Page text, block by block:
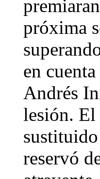
próxima
en
Andrés
lesión. El
reservó